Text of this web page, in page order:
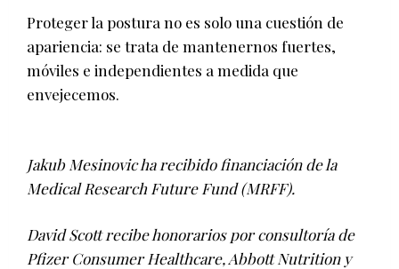
Proteger la postura no es solo una cuestión de
apariencia: se trata de mantenernos fuertes,
móviles e independientes a medida que
envejecemos.
Jakub Mesinovic ha recibido financiación de la
Medical Research Future Fund (MRFF).
David Scott recibe honorarios por consultoría de
Pfizer Consumer Healthcare, Abbott Nutrition y